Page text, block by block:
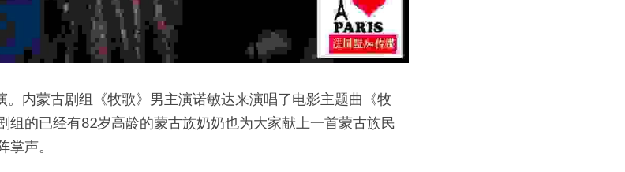
。内蒙古剧组《牧歌》男主演诺敏达来演唱了电影主题曲《牧
组的已经有82岁高龄的蒙古族奶奶也为大家献上一首蒙古族民
声。